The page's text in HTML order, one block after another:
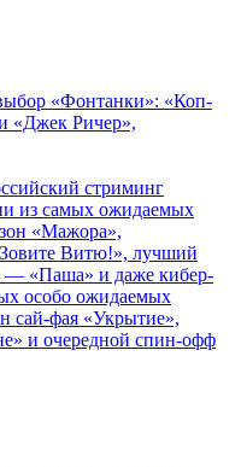
«Фонтанки»: «Коп-
«Джек Ричер»,
стриминг
из самых ожидаемых
«Мажора»,
Витю!», лучший
— «Паша» и даже кибер-
особо ожидаемых
сай-фая «Укрытие»,
и очередной спин-офф